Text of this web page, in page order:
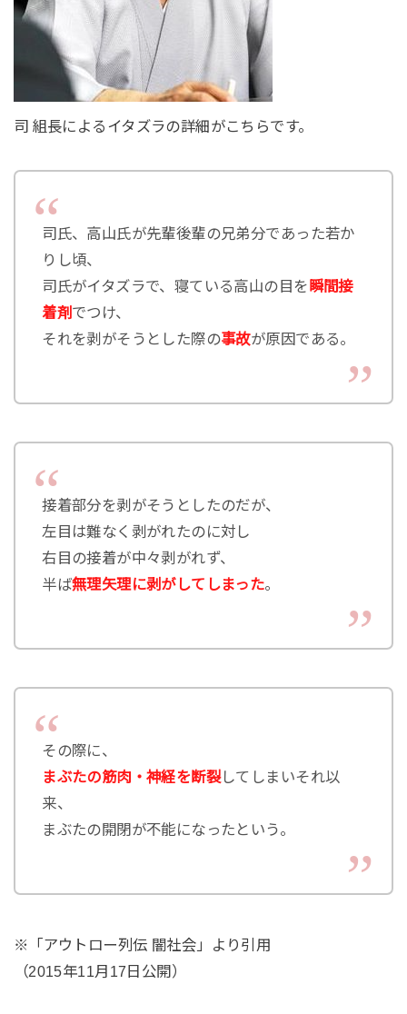
司 組長によるイタズラの詳細がこちらです。
司氏、高山氏が先輩後輩の兄弟分であった若か
りし頃、
司氏がイタズラで、寝ている高山の目を 瞬間接
着剤 でつけ、
それを剥がそうとした際の事故が原因である。
接着部分を剥がそうとしたのだが、
左目は難なく剥がれたのに対し
右目の接着が中々剥がれず、
半ば無理矢理に剥がしてしまった。
その際に、
まぶたの筋肉・神経を断裂してしまいそれ以
来、
まぶたの開閉が不能になったという。
※「アウトロー列伝 闇社会」より引用
（2015年11月17日公開）